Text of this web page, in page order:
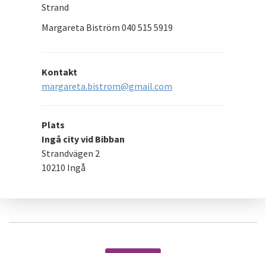
Strand
Margareta Biström 040 515 5919
Kontakt
margareta.bistrom@gmail.com
Plats
Ingå city vid Bibban
Strandvägen 2
10210 Ingå